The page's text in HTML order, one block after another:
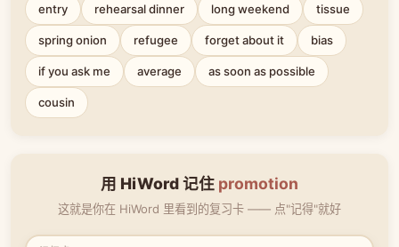
entry rehearsal dinner long weekend tissue
spring onion refugee forget about it bias
if you ask me average as soon as possible
cousin
用 HiWord 记住 promotion
这就是你在 HiWord 里看到的复习卡 —— 点"记得"就好